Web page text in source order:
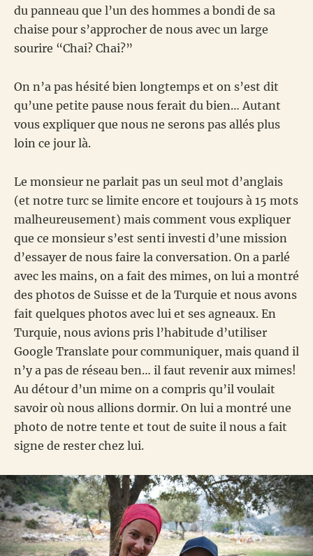
du panneau que l’un des hommes a bondi de sa
chaise pour s’approcher de nous avec un large
sourire “Chai? Chai?”
On n’a pas hésité bien longtemps et on s’est dit
qu’une petite pause nous ferait du bien… Autant
vous expliquer que nous ne serons pas allés plus
loin ce jour là.
Le monsieur ne parlait pas un seul mot d’anglais
(et notre turc se limite encore et toujours à 15 mots
malheureusement) mais comment vous expliquer
que ce monsieur s’est senti investi d’une mission
d’essayer de nous faire la conversation. On a parlé
avec les mains, on a fait des mimes, on lui a montré
des photos de Suisse et de la Turquie et nous avons
fait quelques photos avec lui et ses agneaux. En
Turquie, nous avions pris l’habitude d’utiliser
Google Translate pour communiquer, mais quand il
n’y a pas de réseau ben… il faut revenir aux mimes!
Au détour d’un mime on a compris qu’il voulait
savoir où nous allions dormir. On lui a montré une
photo de notre tente et tout de suite il nous a fait
signe de rester chez lui.